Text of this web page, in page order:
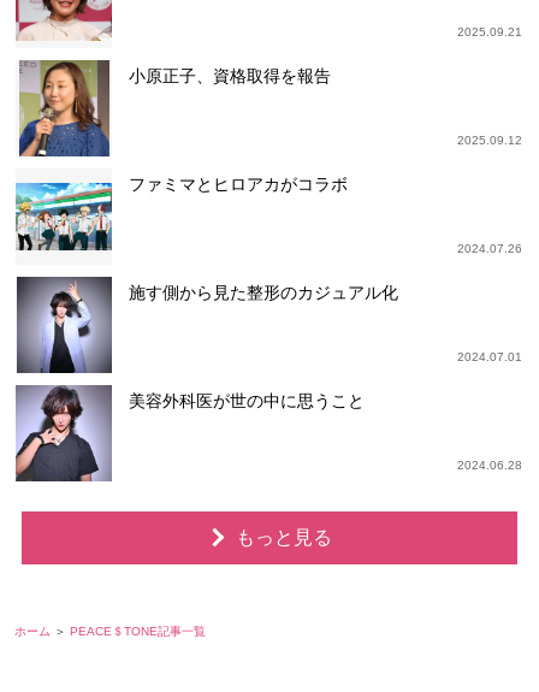
2025.09.21
小原正子、資格取得を報告
2025.09.12
ファミマとヒロアカがコラボ
2024.07.26
施す側から見た整形のカジュアル化
2024.07.01
美容外科医が世の中に思うこと
2024.06.28
もっと見る
ホーム PEACE＄TONE記事一覧